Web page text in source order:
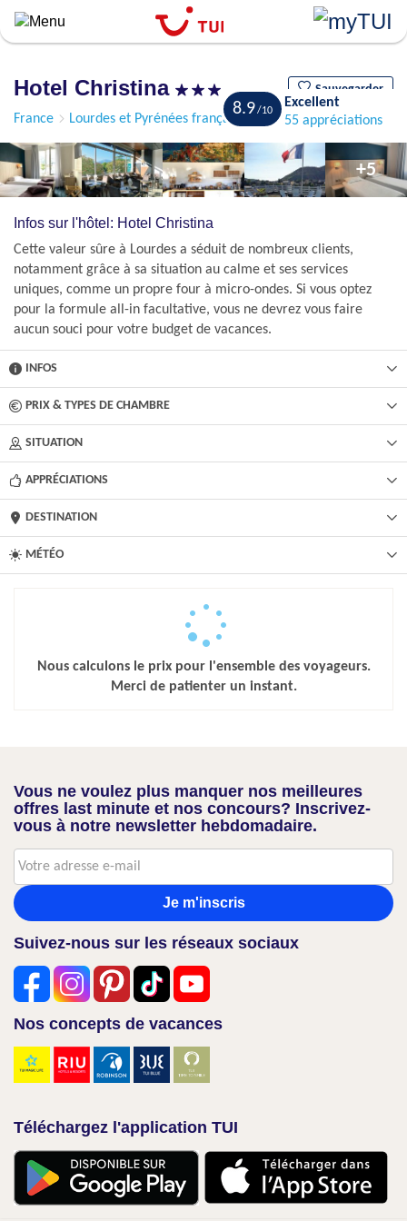
Aller
principal
Hotel Christina Sauvegarder
France Lourdes et Pyrénées françaises Lourdes
8.9
Excellent
55 appréciations
+5
Infos sur l'hôtel: Hotel Christina
Cette valeur sûre à Lourdes a séduit de nombreux clients,
notamment grâce à sa situation au calme et ses services
uniques, comme un propre four à micro-ondes. Si vous optez
pour la formule all-in facultative, vous ne devrez vous faire
aucun souci pour votre budget de vacances.
INFOS
PRIX & TYPES DE CHAMBRE
SITUATION
APPRÉCIATIONS
DESTINATION
MÉTÉO
Nous calculons le prix pour l'ensemble des voyageurs.
Merci de patienter un instant.
Vous ne voulez plus manquer nos meilleures
offres last minute et nos concours? Inscrivez-
vous à notre newsletter hebdomadaire.
Je m'inscris
Suivez-nous sur les réseaux sociaux
Nos concepts de vacances
Téléchargez l'application TUI